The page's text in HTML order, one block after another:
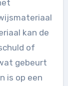
kan de
of
gebeurt
is op een